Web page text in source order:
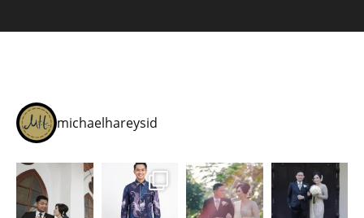
michaelhareysid